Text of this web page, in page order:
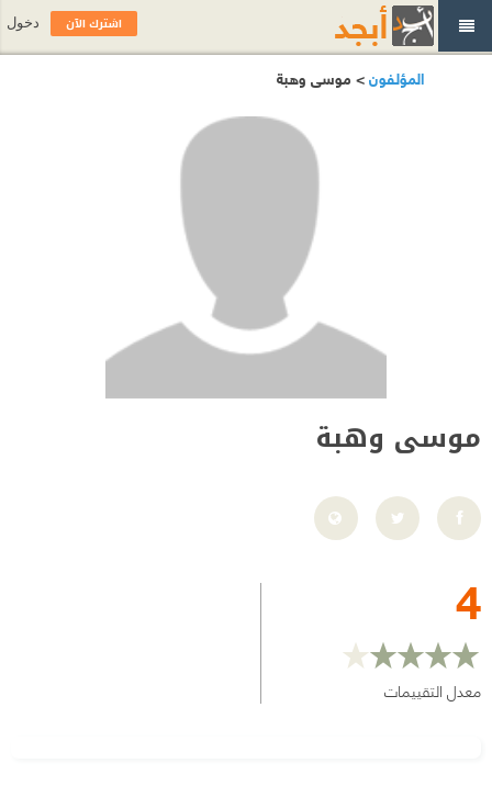
المؤلفون> موسى وهبة
موسى وهبة
4
معدل التقييمات
اشترك الآن دخول